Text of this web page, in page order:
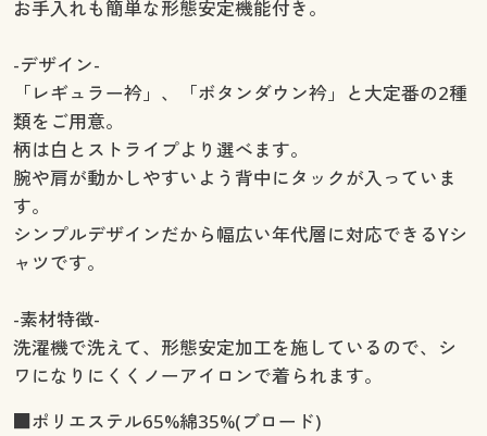
お手入れも簡単な形態安定機能付き。
-デザイン-
「レギュラー衿」、「ボタンダウン衿」と大定番の2種
類をご用意。
柄は白とストライプより選べます。
腕や肩が動かしやすいよう背中にタックが入っていま
す。
シンプルデザインだから幅広い年代層に対応できるYシ
ャツです。
-素材特徴-
洗濯機で洗えて、形態安定加工を施しているので、シ
ワになりにくくノーアイロンで着られます。
■ポリエステル65%綿35%(ブロード)